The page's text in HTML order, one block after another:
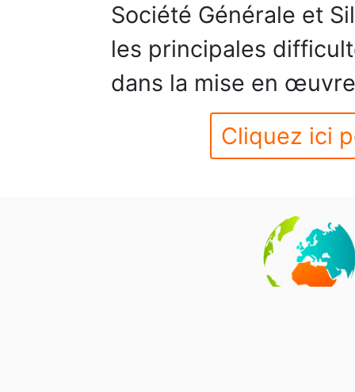
Société Générale et
les principales
dans la mise en
Cliquez ici